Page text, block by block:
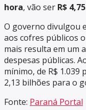
hora, vão ser R$
O governo divulgou
aos cofres públicos
mais resulta em um
despesas públicas.
mínimo, de R$ 1.039
2,13 bilhões para o
Fonte: Paraná Portal